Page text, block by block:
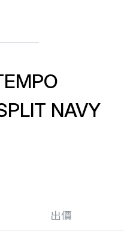
出價
NAVY